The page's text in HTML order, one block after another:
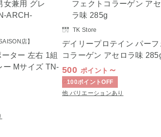
店】
ター 左右 1組
ー Mサイズ TN-
TK Store
デイリープロテイン パーフ
コラーゲン アセロラ味
500 ポイント ～
(2,250円～)
100ポイントOFF
他 バリエーションあり